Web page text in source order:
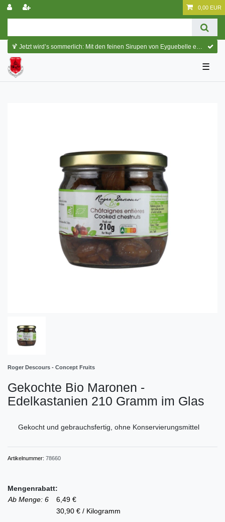
0,00 EUR
🍹 Jetzt wird’s sommerlich: Mit den feinen Sirupen von Eyguebelle entstehen erfrischende Cocktails und köstliche Sommerdrinks.
☰
Roger Descours - Concept Fruits
Gekochte Bio Maronen -
Edelkastanien 210 Gramm im Glas
Gekocht und gebrauchsfertig, ohne Konservierungsmittel
Artikelnummer: 78660
Mengenrabatt:
Ab Menge: 6
6,49 €
30,90 € / Kilogramm